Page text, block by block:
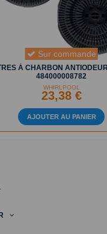
Sur commande
À CHARBON
484000008782
WHIRLPOOL
23,38 €
AJOUTER AU PANIER